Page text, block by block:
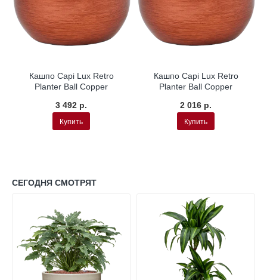
Кашпо Capi Lux Retro
Planter Ball Copper
3 492 р.
Купить
Кашпо Capi Lux Retro
Planter Ball Copper
2 016 р.
Купить
СЕГОДНЯ СМОТРЯТ